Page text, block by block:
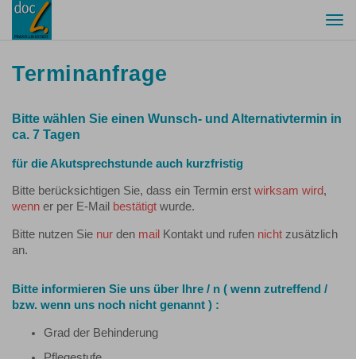
Terminanfrage
Bitte wählen Sie einen Wunsch- und Alternativtermin in
ca. 7 Tagen
für die Akutsprechstunde auch kurzfristig
Bitte berücksichtigen Sie, dass ein Termin erst wirksam wird,
wenn er per E-Mail bestätigt wurde.
Bitte nutzen Sie nur den mail Kontakt und rufen nicht zusätzlich
an.
Bitte informieren Sie uns über Ihre / n ( wenn zutreffend /
bzw. wenn uns noch nicht genannt ) :
Grad der Behinderung